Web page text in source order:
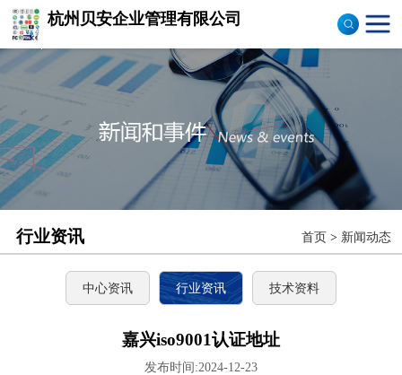
杭州贝安企业管理有限公司
行业资讯 首页 > 新闻动态
中心资讯 行业资讯 技术资料
嘉兴iso9001认证地址
发布时间:2024-12-23
商品售后服务评价体系
认证
ISO9001认证
ISO14001认证
CCC认证
TS16949认证
CQC志愿产品认证